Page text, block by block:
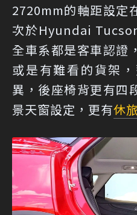
2720mm的軸距設定
次於Hyundai
全車系都是客車認證
或是有難看的貨架
異，後座椅背更有四
景天窗設定，更有休